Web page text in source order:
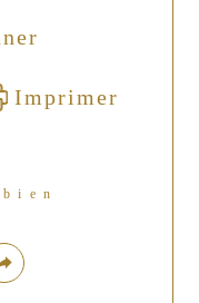
Imprimer